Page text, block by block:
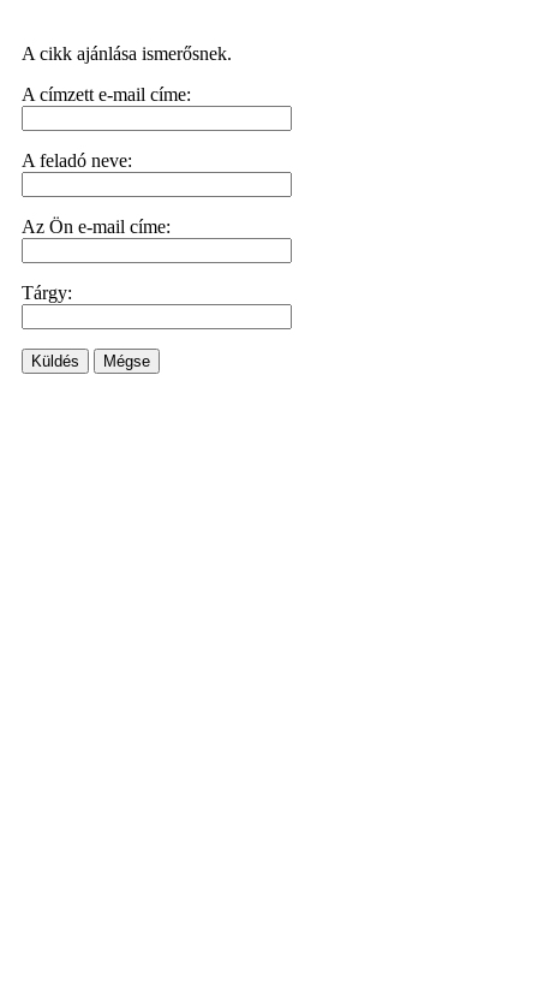
A cikk ajánlása ismerősnek.
A címzett e-mail címe:
A feladó neve:
Az Ön e-mail címe:
Tárgy:
Küldés Mégse